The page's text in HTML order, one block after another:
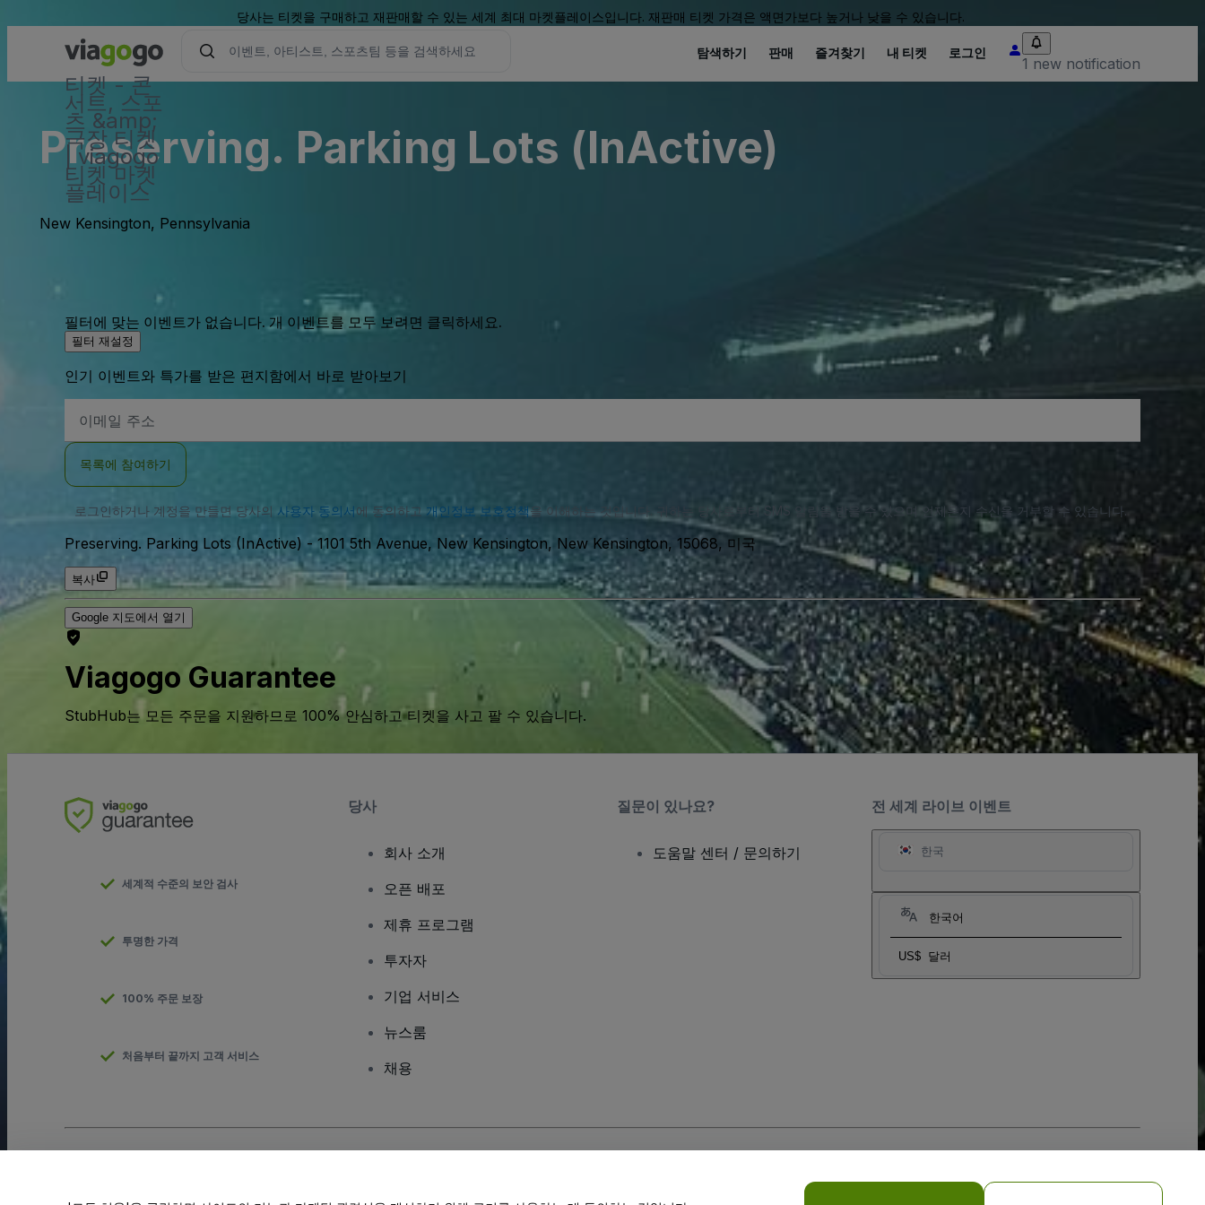
당사는 티켓을 구매하고 재판매할 수 있는 세계 최대 마켓플레이스입니다. 재판매 티켓 가격은 액면가보다 높거나 낮을 수 있습니다.
티켓 - 콘
서트, 스포
츠 &amp;
극장 티켓
| viagogo
티켓 마켓
플레이스
탐색하기 판매 즐겨찾기 내 티켓 로그인
1 new notification
Preserving. Parking Lots (InActive)
New Kensington, Pennsylvania
필터에 맞는 이벤트가 없습니다. 개 이벤트를 모두 보려면 클릭하세요.
필터 재설정
인기 이벤트와 특가를 받은 편지함에서 바로 받아보기
메
소
목록에 참여하기
로그인하거나 계정을 만들면 당사의 사용자 동의서 에 동의하고 개인정보 보호정책을 이해하는 것입니다. 귀하는 당사로부터 SMS 알림을 받을 수 있으며 언제든지 수신을 거부할 수 있습니다.
Preserving. Parking Lots (InActive) - 1101 5th Avenue, New Kensington, New Kensington, 15068, 미국
복사
Google 지도에서 열기
Viagogo Guarantee
StubHub는 모든 주문을 지원하므로 100% 안심하고 티켓을 사고 팔 수 있습니다.
전 세계 라이브 이벤트
한국
한국어
US$ 달러
세계적 수준의 보안 검사
투명한 가격
100% 주문 보장
처음부터 끝까지 고객 서비스
당사
회사 소개
오픈 배포
제휴 프로그램
투자자
기업 서비스
뉴스룸
채용
질문이 있나요?
도움말 센터 / 문의하기
개인 정보 공유 금지/개인 정보 보호 선택